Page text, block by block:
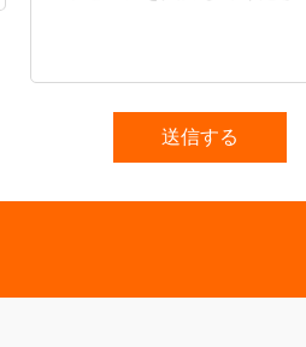
送信する